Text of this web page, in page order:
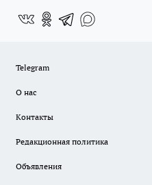
Telegram
О нас
Контакты
Редакционная политика
Объявления